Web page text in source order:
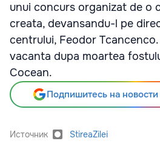
unui concurs organizat de o
creata, devansandu-l pe
centrului, Feodor
vacanta dupa moartea
Cocean.
Подпишитесь на
Источник StireaZilei